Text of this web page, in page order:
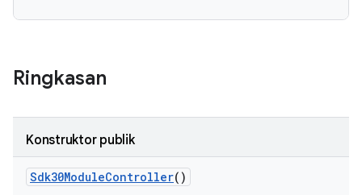
Ringkasan
Konstruktor publik
Sdk30ModuleController()